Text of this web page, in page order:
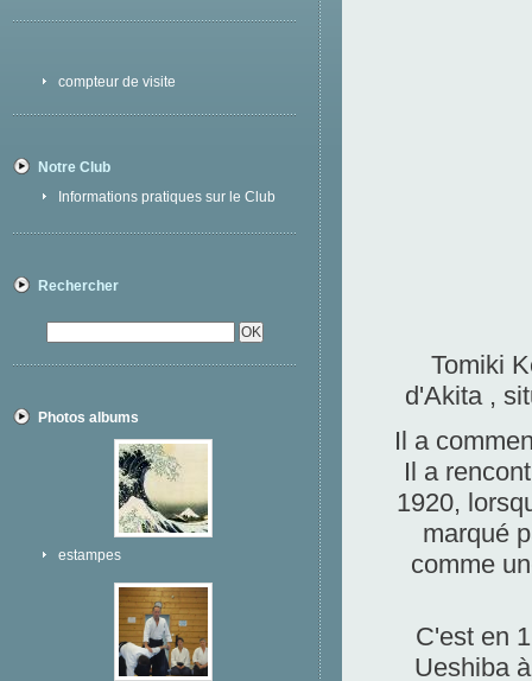
compteur de visite
Notre Club
Informations pratiques sur le Club
Rechercher
Photos albums
estampes
Tomiki
d'Akita ,
Il a
Il a
1920,
marqué
comme
C'est en
Ueshiba